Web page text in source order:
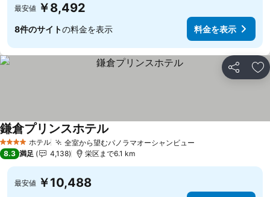
最安値 ￥8,492
8件のサイトの料金を表示 料金を表示
シェア お
4 ホテルのランク
ホテル 全室から望むパノラマオーシャンビュー
鎌倉プリンスホテル
8.3 満足 4,138 栄区まで6.1 km
最安値 ￥10,488